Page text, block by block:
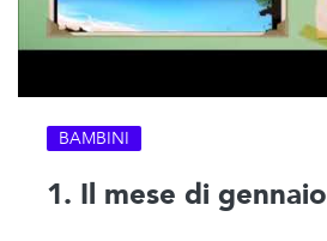
BAMBINI
1. Il mese di gennaio